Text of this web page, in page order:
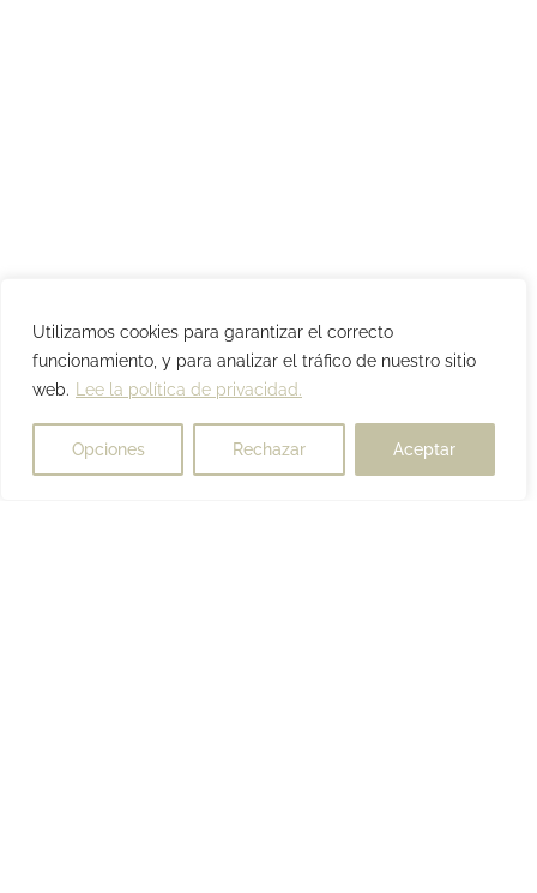
Utilizamos cookies para garantizar el correcto
funcionamiento, y para analizar el tráfico de nuestro sitio
web.
Lee la política de privacidad.
Opciones Rechazar Aceptar